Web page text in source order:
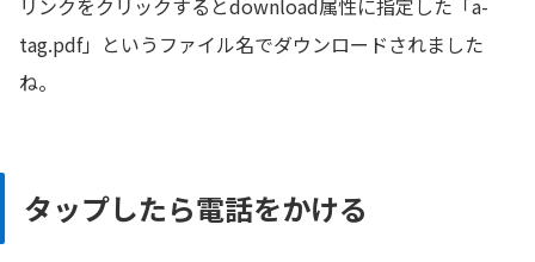
tag.pdf」というファイル名でダウンロードされました
ね。
タップしたら電話をかける